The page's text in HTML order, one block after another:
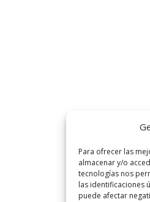
Para ofrecer las
almacenar y/o
tecnologías nos
las identificaciones
puede afectar